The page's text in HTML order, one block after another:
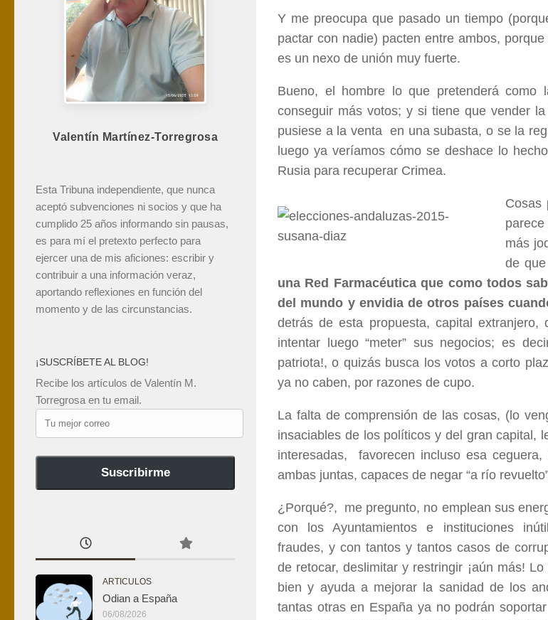
Y me preocupa que pasado un tiempo
pactar con nadie) pacten entre ambos,
es un nexo de unión muy fuerte.
Bueno, el hombre lo que pretenderá
conseguir más votos; y si tiene que vender
pusiese a la venta en una subasta, o se la
luego ya veríamos cómo se deshace lo
Rusia para recuperar Crimea.
Cosas
más
de
una Red Farmacéutica que como todos
del mundo y envidia de otros países
detrás de esta propuesta, capital
intentar luego “meter” sus negocios; es
patriota!, o quizás busca los votos a corto
ya no caben, por razones de cupo.
La falta de comprensión de las cosas, (lo
insaciables de los políticos y del gran capital,
interesadas, favorecen incluso esa
ambas juntas, capaces de negar “a río
¿Porqué?, me pregunto, no emplean sus
con los Ayuntamientos e instituciones
fraudes, y con tantos y tantos casos de
de retocar, deslimitar y restringir ¡aún más! Lo
bien y ayuda a mejorar la sanidad de los
tantas otras en España ya no podrán
Valentín Martínez-Torregrosa
Esta Tribuna independiente, que nunca
aceptó subvenciones ni socios y que ha
cumplido 25 años informando sin pausas,
es para mí el pretexto perfecto para
ejercer una de mis aficiones: escribir y
contribuir a una información veraz,
aportando reflexiones en función del
momento y de las circunstancias.
¡SUSCRÍBETE AL BLOG!
Recibe los artículos de Valentín M.
Torregrosa en tu email.
Tu
mejor
Suscribirme
ARTICULOS
Odian a España
06/08/2026